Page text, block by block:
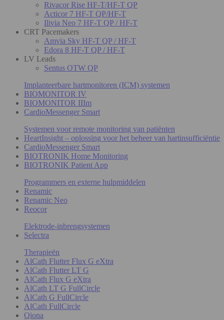
Rivacor Rise HF-T/HF-T QP
Acticor 7 HF-T QP/HF-T
Ilivia Neo 7 HF-T QP / HF-T
CRT Pacemakers
Amvia Sky HF-T QP / HF-T
Edora 8 HF-T QP / HF-T
LV Leads
Sentus OTW QP
Implanteerbare hartmonitoren (ICM) systemen
BIOMONITOR IV
BIOMONITOR IIIm
CardioMessenger Smart
Systemen voor remote monitoring van patiënten
HeartInsight – oplossing voor het beheer van hartinsufficiëntie
CardioMessenger Smart
BIOTRONIK Home Monitoring
BIOTRONIK Patient App
Programmers en externe hulpmiddelen
Renamic
Renamic Neo
Reocor
Elektrode-inbrengsystemen
Selectra
Therapieën
AlCath Flutter Flux G eXtra
AlCath Flutter LT G
AlCath Flux G eXtra
AlCath LT G FullCircle
AlCath G FullCircle
AlCath FullCircle
Qiona